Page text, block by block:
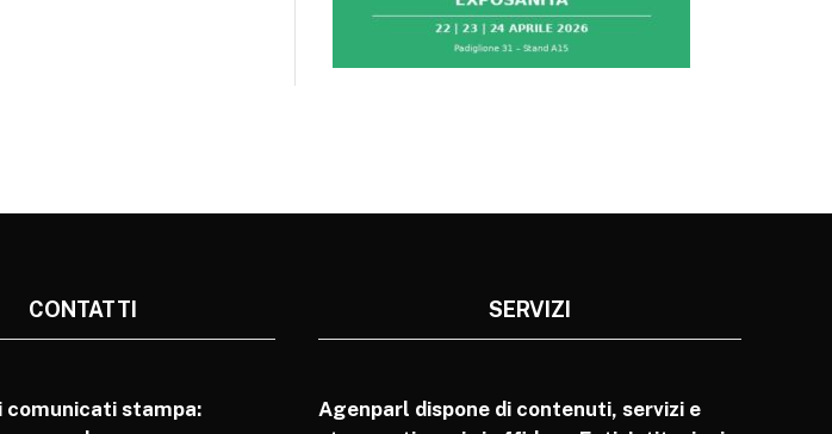
CONTATTI
comunicati stampa:
SERVIZI
Agenparl dispone di contenuti, servizi e